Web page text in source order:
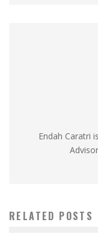
Endah Caratri
RELATED POSTS